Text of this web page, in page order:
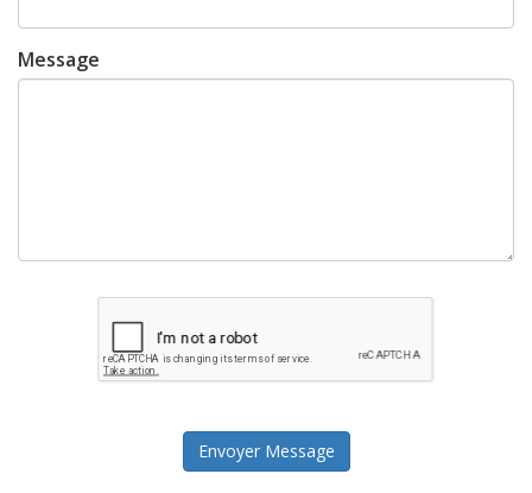
Message
Envoyer Message